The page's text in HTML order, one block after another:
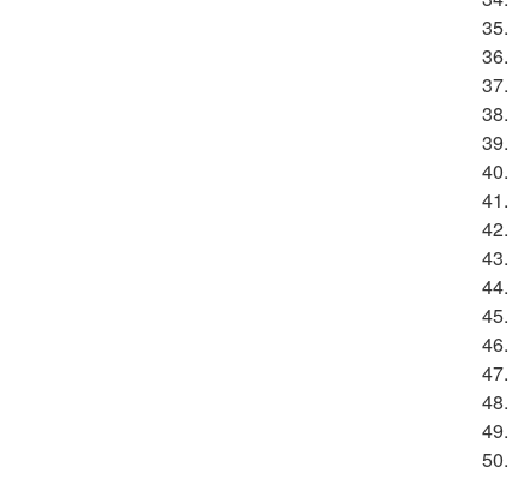
35.
36.
37.
38.
39.
40.
41.
42.
43.
44.
45.
46.
47.
48.
49.
50.